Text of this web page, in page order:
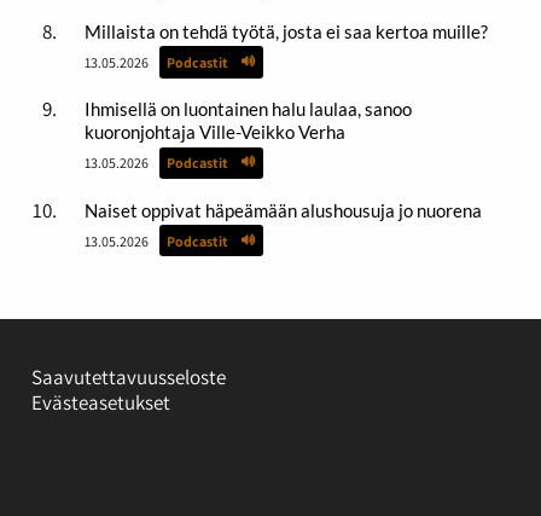
Millaista on tehdä työtä, josta ei saa kertoa muille?
13.05.2026 Podcastit
Ihmisellä on luontainen halu laulaa, sanoo
kuoronjohtaja Ville-Veikko Verha
13.05.2026 Podcastit
Naiset oppivat häpeämään alushousuja jo nuorena
13.05.2026 Podcastit
Saavutettavuusseloste
Evästeasetukset